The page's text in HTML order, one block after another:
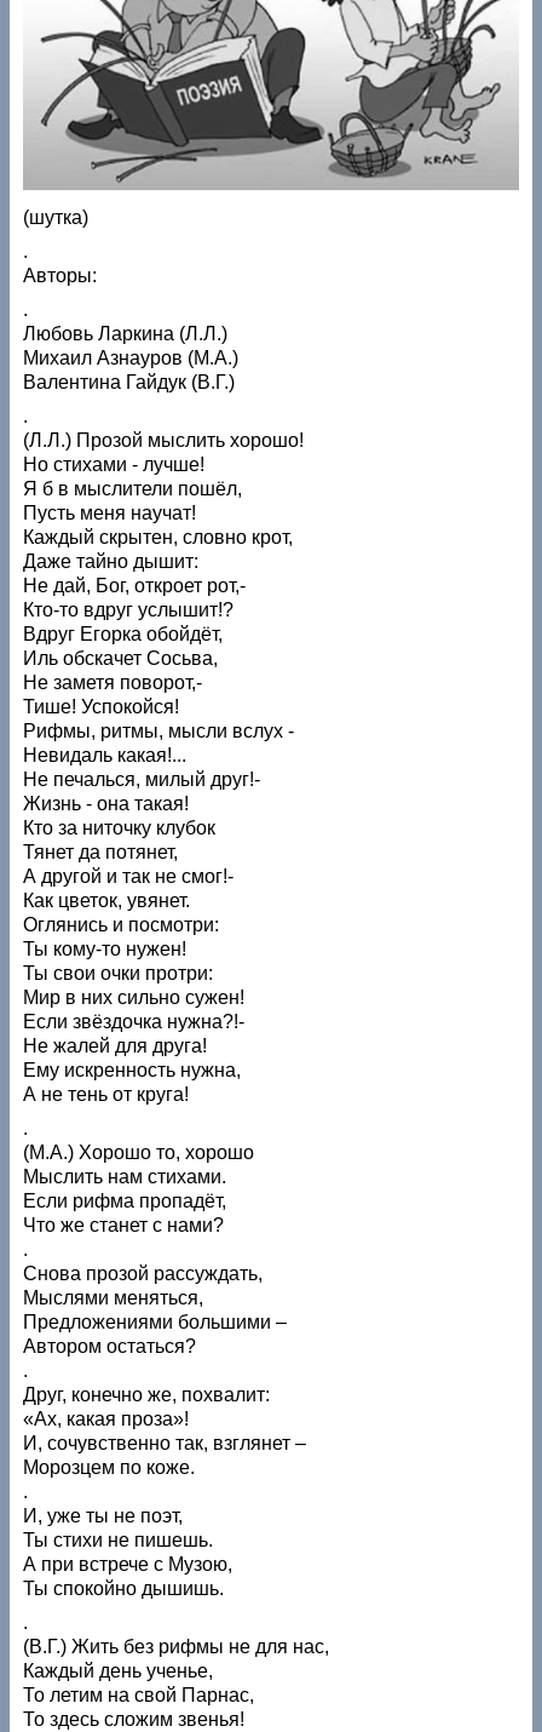
(шутка)
.
Авторы:
.
Любовь Ларкина (Л.Л.)
Михаил Азнауров (М.А.)
Валентина Гайдук (В.Г.)
.
(Л.Л.) Прозой мыслить хорошо!
Но стихами - лучше!
Я б в мыслители пошёл,
Пусть меня научат!
Каждый скрытен, словно крот,
Даже тайно дышит:
Не дай, Бог, откроет рот,-
Кто-то вдруг услышит!?
Вдруг Егорка обойдёт,
Иль обскачет Сосьва,
Не заметя поворот,-
Тише! Успокойся!
Рифмы, ритмы, мысли вслух -
Невидаль какая!...
Не печалься, милый друг!-
Жизнь - она такая!
Кто за ниточку клубок
Тянет да потянет,
А другой и так не смог!-
Как цветок, увянет.
Оглянись и посмотри:
Ты кому-то нужен!
Ты свои очки протри:
Мир в них сильно сужен!
Если звёздочка нужна?!-
Не жалей для друга!
Ему искренность нужна,
А не тень от круга!
.
(М.А.) Хорошо то, хорошо
Мыслить нам стихами.
Если рифма пропадёт,
Что же станет с нами?
.
Снова прозой рассуждать,
Мыслями меняться,
Предложениями большими –
Автором остаться?
.
Друг, конечно же, похвалит:
«Ах, какая проза»!
И, сочувственно так, взглянет –
Морозцем по коже.
.
И, уже ты не поэт,
Ты стихи не пишешь.
А при встрече с Музою,
Ты спокойно дышишь.
.
(В.Г.) Жить без рифмы не для нас,
Каждый день ученье,
То летим на свой Парнас,
То здесь сложим звенья!